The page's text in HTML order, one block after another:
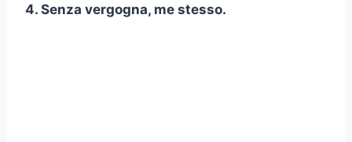
4. Senza vergogna, me stesso.